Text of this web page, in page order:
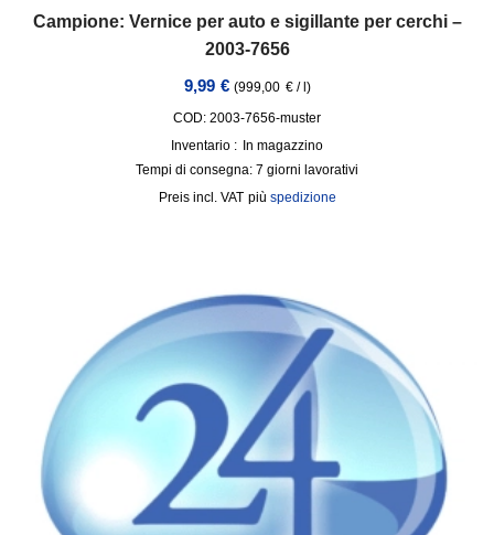
Campione: Vernice per auto e sigillante per cerchi –
2003-7656
9,99 € (999,00 €/l)
COD: 2003-7656-muster
Inventario : In magazzino
Tempi di consegna: 7 giorni lavorativi
incl. VAT più spedizione